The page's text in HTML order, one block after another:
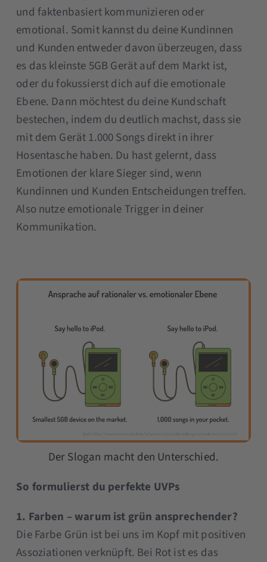
und faktenbasiert kommunizieren oder
emotional. Somit kannst du deine Kundinnen
und Kunden entweder davon überzeugen, dass
es das kleinste 5GB Gerät auf dem Markt ist,
oder du fokussierst dich auf die emotionale
Ebene. Dann möchtest du deine Kundschaft
bestechen, indem du deutlich machst, dass sie
mit dem Gerät 1.000 Songs direkt in ihrer
Hosentasche haben. Du hast gelernt, dass
Emotionen der klare Sieger sind, wenn
Kundinnen und Kunden Entscheidungen treffen.
Also nutze emotionale Trigger in deiner
Kommunikation.
Der Slogan macht den Unterschied.
So formulierst du perfekte UVPs
1. Farben – warum ist grün ansprechender?
Die Farbe Grün ist bei uns im Kopf mit positiven
Assoziationen verknüpft. Bei Rot ist es das